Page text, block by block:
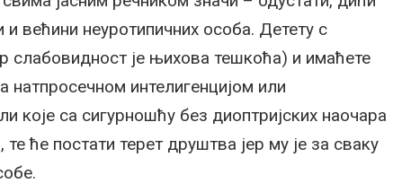
већини неуротипичних особа. Детету с
слабовидност је њихова тешкоћа) и имаћете
интелигенцијом или
које са сигурношћу без диоптријских наочара
ће постати терет друштва јер му је за сваку